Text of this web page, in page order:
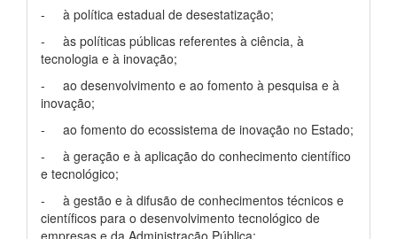
- à política estadual de desestatização;
- às políticas públicas referentes à ciência, à
tecnologia e à inovação;
- ao desenvolvimento e ao fomento à pesquisa e à
inovação;
- ao fomento do ecossistema de inovação no Estado;
- à geração e à aplicação do conhecimento científico
e tecnológico;
- à gestão e à difusão de conhecimentos técnicos e
científicos para o desenvolvimento tecnológico de
empresas e da Administração Pública;